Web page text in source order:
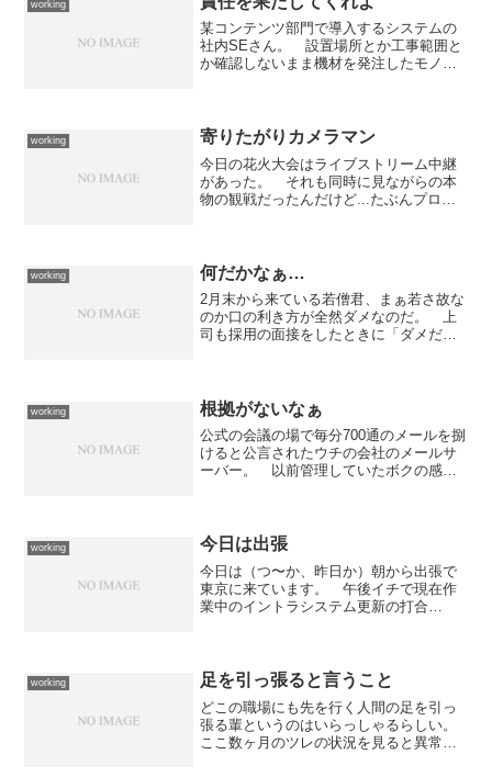
working
某コンテンツ部門で導入するシステムの
社内SEさん。 設置場所とか工事範囲と
か確認しないまま機材を発注したモノだ
台、KVM1台、TA...
working 寄りたがりカメラマン
今日の花火大会はライブストリーム中継
があった。 それも同時に見ながらの本
物の観戦だったんだけど...たぶんプロの
もそういったヤツがい...
working 何だかなぁ…
2月末から来ている若僧君、まぁ若さ故な
のか口の利き方が全然ダメなのだ。 上
司も採用の面接をしたときに「ダメだこ
内容的には最後通...
working 根拠がないなぁ
公式の会議の場で毎分700通のメールを捌
けると公言されたウチの会社のメールサ
ーバー。 以前管理していたボクの感触
外部のサーバーに1...
working 今日は出張
今日は（つ〜か、昨日か）朝から出張で
東京に来ています。 午後イチで現在作
業中のイントラシステム更新の打合
のですが東京で打合せをするこ...
working 足を引っ張ると言うこと
どこの職場にも先を行く人間の足を引っ
張る輩というのはいらっしゃるらしい。
ここ数ヶ月のツレの状況を見ると異常な